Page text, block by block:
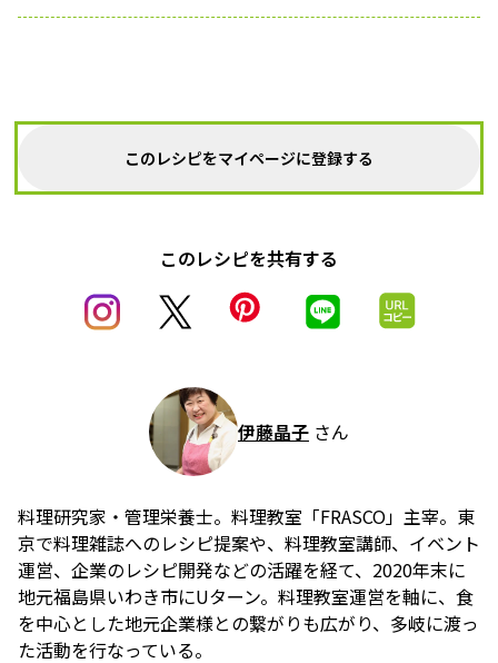
このレシピをマイページに登録する
このレシピを共有する
伊藤晶子 さん
料理研究家・管理栄養士。料理教室「FRASCO」主宰。東
京で料理雑誌へのレシピ提案や、料理教室講師、イベント
運営、企業のレシピ開発などの活躍を経て、2020年末に
地元福島県いわき市にUターン。料理教室運営を軸に、食
を中心とした地元企業様との繋がりも広がり、多岐に渡っ
た活動を行なっている。